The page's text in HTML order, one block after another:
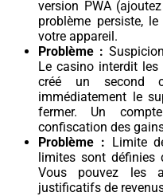
version PWA
problème persiste,
votre appareil.
Problème :
Le casino interdit
créé un second
immédiatement le
fermer. Un
confiscation des
Problème : Limite
limites sont définies
Vous pouvez les
justificatifs de